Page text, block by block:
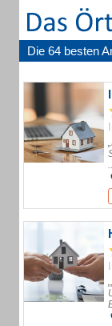
Die 64 besten